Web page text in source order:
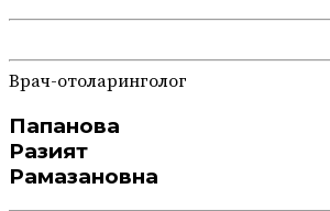
Врач-отоларинголог
Папанова
Разият
Рамазановна